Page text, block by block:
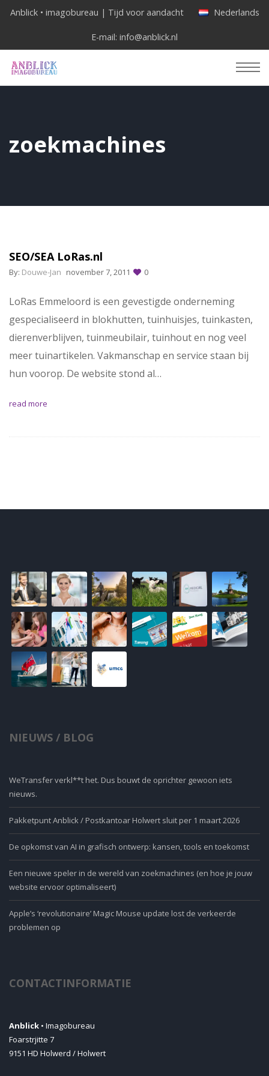
Anblick • imagobureau | Tijd voor aandacht Nederlands
E-mail: info@anblick.nl
zoekmachines
SEO/SEA LoRas.nl
By: Douwe-Jan november 7, 2011 0
LoRas Emmeloord is een gevestigde onderneming
gespecialiseerd in blokhutten, tuinhuisjes, tuinkasten,
dierenverblijven, tuinmeubilair, tuinhout en nog veel
meer tuinartikelen. Vakmanschap en service staan bij
hun voorop. De website stond al…
read more
NIEUWS / BLOG
WeTransfer verkl**t het. Dus bouwt de oprichter gewoon iets
nieuws.
Pakketpunt Anblick / Postkantoar Holwert sluit per 1 maart 2026
De opkomst van AI in grafisch ontwerp: kansen, tools en toekomst
Een nieuwe speler in de wereld van zoekmachines (en hoe je jouw
website ervoor optimaliseert)
Apple’s ‘revolutionaire’ Magic Mouse update lost de verkeerde
problemen op
CONTACTINFORMATIE
Anblick • Imagobureau
Foarstrjitte 7
9151 HD Holwerd / Holwert